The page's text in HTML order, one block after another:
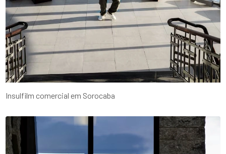
Insulfilm comercial em Sorocaba